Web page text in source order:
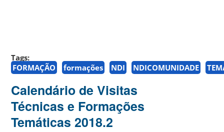
Tags:
FORMAÇÃO
formações NDI NDICOMUNIDADE
Calendário de Visitas
Técnicas e Formações
Temáticas 2018.2